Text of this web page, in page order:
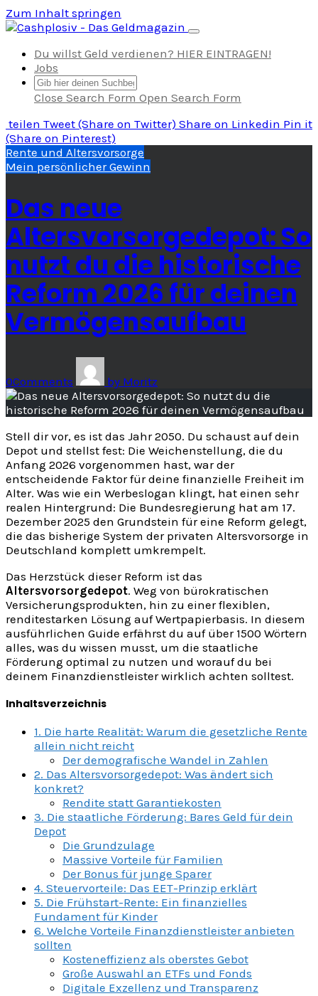
Zum Inhalt springen
Navigation umschalten
Du willst Geld verdienen? HIER EINTRAGEN!
Jobs
Close Search Form Open Search Form
teilen Tweet (Share on Twitter) Share on Linkedin Pin it
(Share on Pinterest)
Rente und Altersvorsorge
Mein persönlicher Gewinn
Das neue
Altersvorsorgedepot: So
nutzt du die historische
Reform 2026 für deinen
Vermögensaufbau
0Comments by Moritz
Stell dir vor, es ist das Jahr 2050. Du schaust auf dein
Depot und stellst fest: Die Weichenstellung, die du
Anfang 2026 vorgenommen hast, war der
entscheidende Faktor für deine finanzielle Freiheit im
Alter. Was wie ein Werbeslogan klingt, hat einen sehr
realen Hintergrund: Die Bundesregierung hat am 17.
Dezember 2025 den Grundstein für eine Reform gelegt,
die das bisherige System der privaten Altersvorsorge in
Deutschland komplett umkrempelt.
Das Herzstück dieser Reform ist das
Altersvorsorgedepot. Weg von bürokratischen
Versicherungsprodukten, hin zu einer flexiblen,
renditestarken Lösung auf Wertpapierbasis. In diesem
ausführlichen Guide erfährst du auf über 1500 Wörtern
alles, was du wissen musst, um die staatliche
Förderung optimal zu nutzen und worauf du bei
deinem Finanzdienstleister wirklich achten solltest.
Inhaltsverzeichnis
1. Die harte Realität: Warum die gesetzliche Rente
allein nicht reicht
Der demografische Wandel in Zahlen
2. Das Altersvorsorgedepot: Was ändert sich
konkret?
Rendite statt Garantiekosten
3. Die staatliche Förderung: Bares Geld für dein
Depot
Die Grundzulage
Massive Vorteile für Familien
Der Bonus für junge Sparer
4. Steuervorteile: Das EET-Prinzip erklärt
5. Die Frühstart-Rente: Ein finanzielles
Fundament für Kinder
6. Welche Vorteile Finanzdienstleister anbieten
sollten
Kosteneffizienz als oberstes Gebot
Große Auswahl an ETFs und Fonds
Digitale Exzellenz und Transparenz